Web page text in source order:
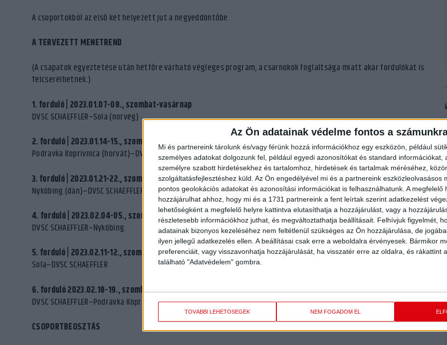
Az Ön adatainak védelme fontos a
Mi és partnereink tárolunk és/vagy férünk hozzá információkhoz egy eszközön, például
személyes adatokat dolgozunk fel, például egyedi azonosítókat és standard információkat,
személyre szabott hirdetésekhez és tartalomhoz, hirdetések és tartalmak méréséhez,
szolgáltatásfejlesztéshez küld. Az Ön engedélyével mi és a partnereink eszközleolvasásos
pontos geolokációs adatokat és azonosítási információkat is felhasználhatunk. A megfelelő
hozzájárulhat ahhoz, hogy mi és a 1731 partnereink a fent leírtak szerint adatkezelést
lehetőségként a megfelelő helyre kattintva elutasíthatja a hozzájárulást, vagy a
részletesebb információkhoz juthat, és megváltoztathatja beállításait. Felhívjuk figyelmét,
adatainak bizonyos kezeléséhez nem feltétlenül szükséges az Ön hozzájárulása, de
ilyen jellegű adatkezelés ellen. A beállításai csak erre a weboldalra érvényesek. Bármikor
preferenciáit, vagy visszavonhatja hozzájárulását, ha visszatér erre az oldalra, és rákattint
található "Adatvédelem" gombra.
TOVÁBBI LEHETŐSÉGEK NEM FOGADOM EL
A csoportokból az első két helyezett jut a negyeddöntőbe.
A TERVEZETT MENETREND
(A csapatok egyeztetése után hétfőre várható végleges program, a csarnokok foglaltsága miatt akár fordulókat is
felcserélhetnek.)
1. forduló | 2023.01.07-08., szombat-vasárnap
DVSC SCHAEFFLER–Sola (norvég)
2. forduló | 2023.01.14-15., szombat-vasárnap
Podravka Koprivnica (horvát)–DVSC SCHAEFFLER
3. forduló | 2023.01.21-22., szombat-vasárnap
Nyköbing (dán)–DVSC SCHAEFFLER
4. forduló | 2023.02.04-05., szombat-vasárnap
DVSC SCHAEFFLER–Nyköbing
5. forduló | 2023.02.11-12., szombat-vasárnap
Sola–DVSC SCHAEFFLER
6. forduló 2023.02.18-19., szombat-vasárnap
DVSC SCHAEFFLER–Podravka Koprivnica
CSOPORTBEOSZTÁS